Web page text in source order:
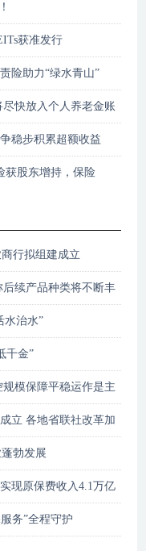
获准发行
险助力“绿水青山”
快放入个人养老金账
稳步积累超额收益
获股东增持，保险
行拟组建成立
续产品种类将不断丰
水治水”
千金”
模保障平稳运作是主
立 各地省联社改革加
勃发展
现原保费收入4.1万亿
务”全程守护